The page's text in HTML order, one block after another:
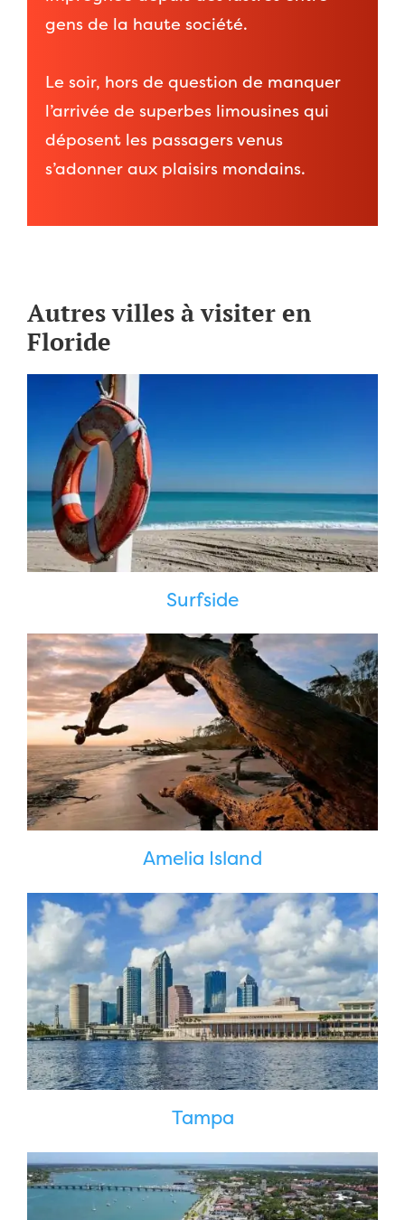
gens de la haute société.
Le soir, hors de question de manquer
l’arrivée de superbes limousines qui
déposent les passagers venus
s’adonner aux plaisirs mondains.
Autres villes à visiter en
Floride
Surfside
Amelia Island
Tampa